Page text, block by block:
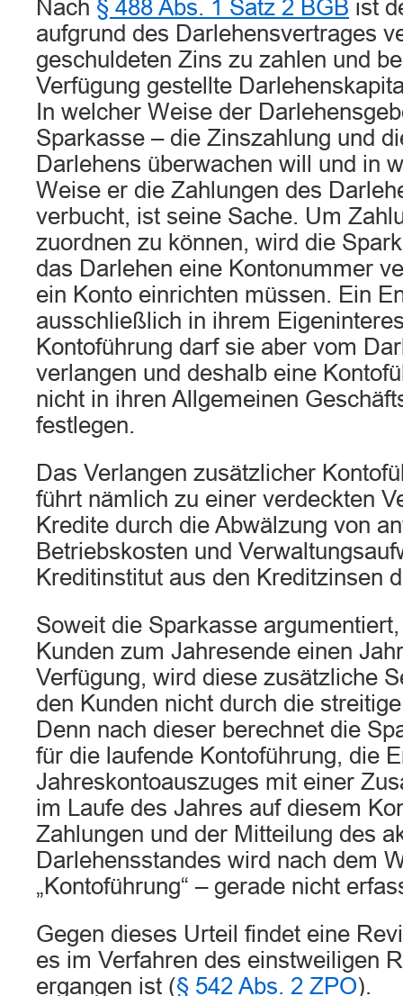
Nach § 488 Abs. 1 Satz 2 BGB ist
aufgrund des Darlehensvertrages
geschuldeten Zins zu zahlen und
Verfügung gestellte
In welcher Weise der
Sparkasse – die Zinszahlung und
Darlehens überwachen will und in
Weise er die Zahlungen des
verbucht, ist seine Sache. Um
zuordnen zu können, wird die
das Darlehen eine Kontonummer
ein Konto einrichten müssen. Ein
ausschließlich in ihrem
Kontoführung darf sie aber vom
verlangen und deshalb eine
nicht in ihren Allgemeinen
festlegen.
Das Verlangen zusätzlicher
führt nämlich zu einer verdeckten
Kredite durch die Abwälzung von
Betriebskosten und
Kreditinstitut aus den Kreditzinsen
Soweit die Sparkasse
Kunden zum Jahresende einen
Verfügung, wird diese zusätzliche
den Kunden nicht durch die
Denn nach dieser berechnet die
für die laufende Kontoführung, die
Jahreskontoauszuges mit einer
im Laufe des Jahres auf diesem
Zahlungen und der Mitteilung des
Darlehensstandes wird nach dem
„Kontoführung“ – gerade nicht
Gegen dieses Urteil findet eine
es im Verfahren des einstweiligen
ergangen ist (§ 542 Abs. 2 ZPO).